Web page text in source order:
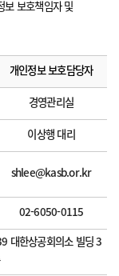
보 보호책임자 및
개인정보 보호담당자
경영관리실
이상행 대리
shlee@kasb.or.kr
02-6050-0115
대한상공회의소 빌딩 3